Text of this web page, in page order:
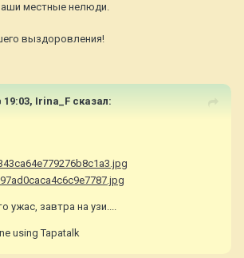
местные нелюди.
выздоровления!
19:03, Irina_F сказал:
ужас, завтра на узи....
using Tapatalk